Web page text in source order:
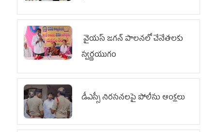
వైయ‌స్ జగన్ పాలనలో చేనేతలకు
స్వర్ణయుగం
డీఎస్సీ నిరసనలపై పోలీసు ఆంక్షలు